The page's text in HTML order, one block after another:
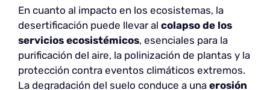
En cuanto al impacto en los ecosistemas, la
desertificación puede llevar al colapso de los
servicios ecosistémicos, esenciales para la
purificación del aire, la polinización de plantas y la
protección contra eventos climáticos extremos.
La degradación del suelo conduce a una erosión